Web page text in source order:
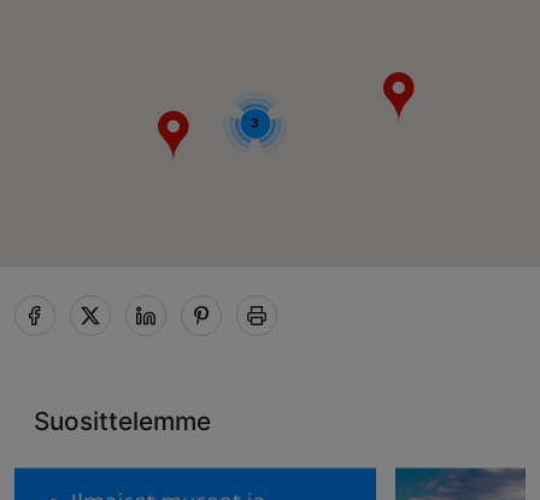
3
Suosittelemme